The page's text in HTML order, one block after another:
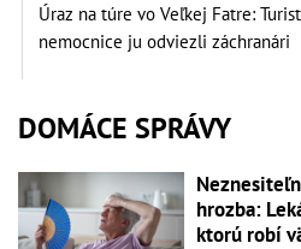
Úraz na túre vo Veľkej Fatre:
nemocnice ju odviezli záchranári
DOMÁCE SPRÁVY
hrozba:
ktorú robí